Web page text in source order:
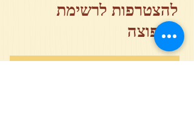
להצטרפות לרשימת
התפוצה